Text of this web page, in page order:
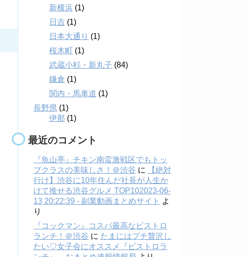
新横浜 (1)
日吉 (1)
日本大通り (1)
桜木町 (1)
武蔵小杉・新丸子 (84)
鎌倉 (1)
関内・馬車道 (1)
長野県 (1)
伊那 (1)
最近のコメント
『魚山亭』チキン南蛮激戦区でもトッ
プクラスの美味しさ！＠渋谷 に
【絶対
行け】渋谷に10年住んだ社長が人生か
けて推せる渋谷グルメ TOP102023-06-
13 20:22:39 - 副業動画まとめサイト よ
り
『コックマン』コスパ最高なビストロ
ランチ！＠渋谷 に たまにはプチ贅沢し
たい♡女子会にオススメ『ビストロラ